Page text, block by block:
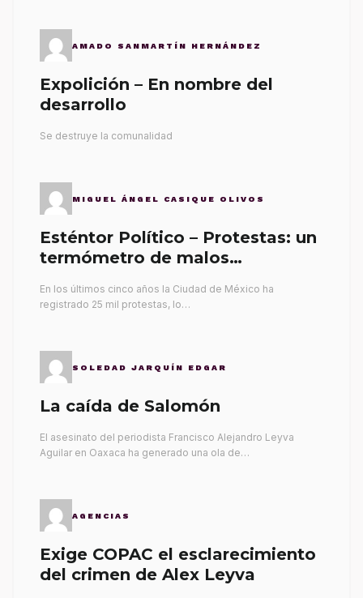
AMADO SANMARTÍN HERNÁNDEZ
Expolición – En nombre del
desarrollo
Se destruye la comunalidad
MIGUEL ÁNGEL CASIQUE OLIVOS
Esténtor Político – Protestas: un
termómetro de malos
En los últimos cinco años la Ciudad de México ha
registrado 25 mil protestas, lo…
SOLEDAD JARQUÍN EDGAR
La caída de Salomón
El asesinato del periodista Francisco Alejandro Leyva
Aguilar en Oaxaca ha generado una ola de…
AGENCIAS
Exige COPAC el esclarecimiento
del crimen de Alex Leyva